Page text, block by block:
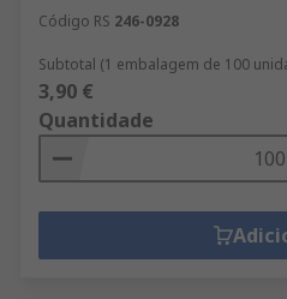
Código RS 246-0928
Subtotal (1 embalagem de 100
3,90 €
Quantidade